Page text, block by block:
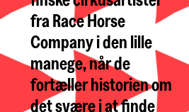
fra Race Horse
Company i den lille
manege, når de
fortæller historien om
det svære i at finde